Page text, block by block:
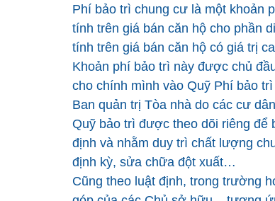
Phí bảo trì chung cư là một khoản
tính trên giá bán căn hộ cho phần
tính trên giá bán căn hộ có giá trị
Khoản phí bảo trì này được chủ
cho chính mình vào Quỹ Phí bảo
Ban quản trị Tòa nhà do các cư
Quỹ bảo trì được theo dõi riêng để
định và nhằm duy trì chất lượng
định kỳ, sửa chữa đột xuất…
Cũng theo luật định, trong trường